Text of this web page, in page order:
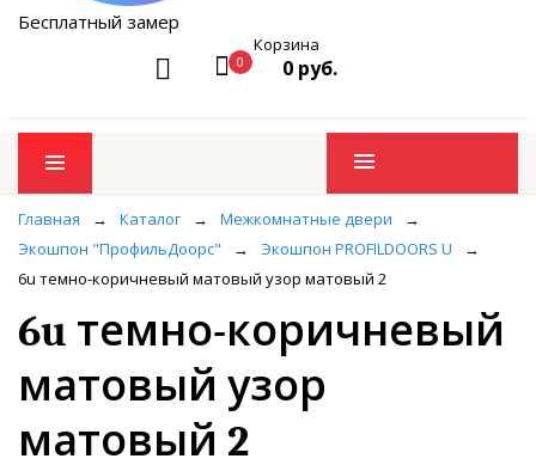
Бесплатный замер
0
Корзина
0 руб.
Промо товары
Главная → Каталог → Межкомнатные двери
→
Экошпон "ПрофильДоорс"
→ Экошпон PROFILDOORS U
→
6u темно-коричневый матовый узор матовый 2
6u темно-коричневый
матовый узор
матовый 2